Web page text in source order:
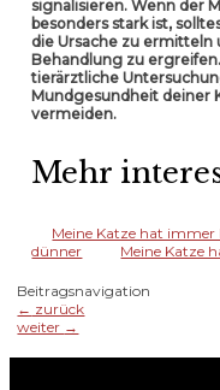
signalisieren. Wenn der
besonders stark ist,
die Ursache zu ermitteln
Behandlung zu
tierärztliche
Mundgesundheit deiner
vermeiden.
Mehr
Meine Katze hat immer
dünner
Meine Katze
Beitragsnavigation
← zurück
weiter →